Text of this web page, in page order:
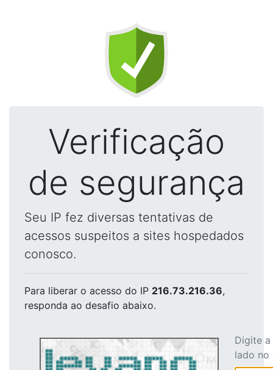
Verificação
de segurança
Seu IP fez diversas tentativas de
acessos suspeitos a sites hospedados
conosco.
Para liberar o acesso do IP 216.73.216.36,
responda ao desafio abaixo.
Digite
lado no